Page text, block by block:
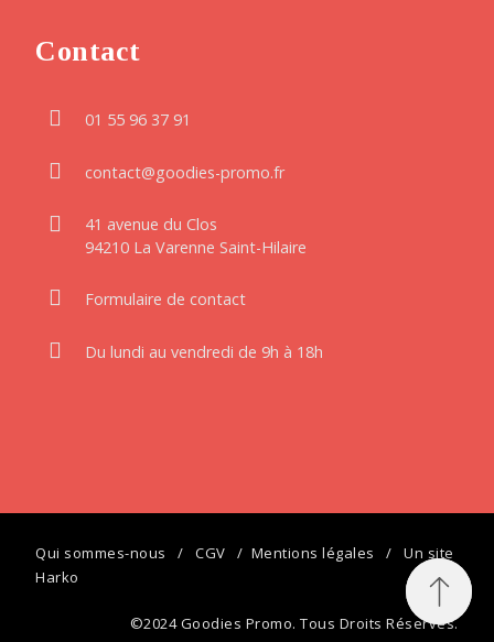
Contact
01 55 96 37 91
contact@goodies-promo.fr
41 avenue du Clos
94210 La Varenne Saint-Hilaire
Formulaire de contact
Du lundi au vendredi de 9h à 18h
Qui sommes-nous /CGV / Mentions légales
/ Un site
Harko
©2024 Goodies Promo. Tous Droits Réservés.